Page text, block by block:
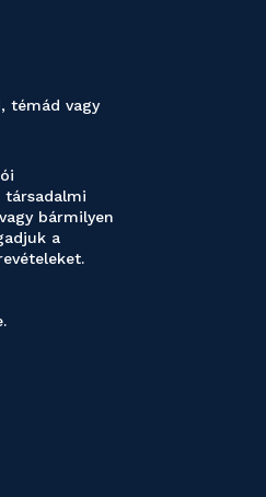
témád vagy
társadalmi
bármilyen
a